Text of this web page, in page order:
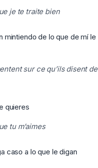
je te traite bien
mintiendo de lo que de mí le
sur ce qu’ils disent de
quieres
tu m’aimes
caso a lo que le digan